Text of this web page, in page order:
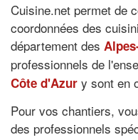
Cuisine.net permet de
coordonnées des
département des
professionnels de
Côte d'Azur y sont en
Pour vos chantiers,
des professionnels